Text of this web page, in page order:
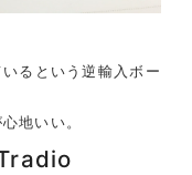
るという逆輸入ボー
地いい。